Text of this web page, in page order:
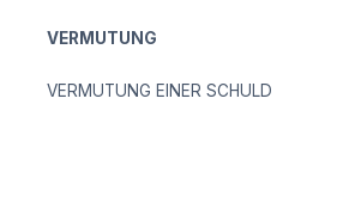
VERMUTUNG
VERMUTUNG EINER SCHULD